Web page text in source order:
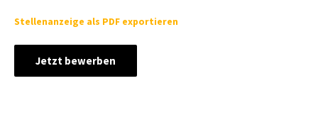
Stellenanzeige als PDF exportieren